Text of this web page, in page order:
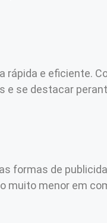
rápida e eficiente.
e se destacar
formas de
muito menor em